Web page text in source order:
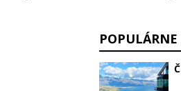
POPULÁRNE